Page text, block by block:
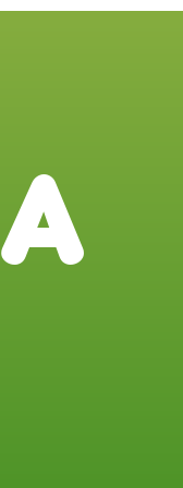
A